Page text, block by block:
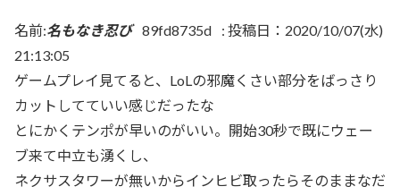
名前:名もなき忍び 89fd8735d : 投稿日：2020/10/07(水)
21:13:05
ゲームプレイ見てると、LoLの邪魔くさい部分をばっさり
カットしてていい感じだったな
とにかくテンポが早いのがいい。開始30秒で既にウェー
ブ来て中立も湧くし、
ネクサスタワーが無いからインヒビ取ったらそのままなだ